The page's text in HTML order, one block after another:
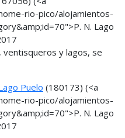
rio-pico/alojamientos-
N. Lago
ventisqueros y lagos, se
Puelo (180173) (<a
rio-pico/alojamientos-
N. Lago